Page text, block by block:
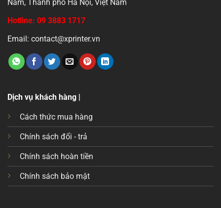
Nam, Thành phố Hà Nội, Việt Nam
Hotline: 09 3883 1717
Email: contact@xprinter.vn
Dịch vụ khách hàng |
Cách thức mua hàng
Chính sách đổi - trả
Chính sách hoàn tiền
Chính sách bảo mật